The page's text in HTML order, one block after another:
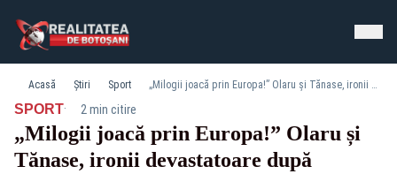
Acasă Știri Sport „Milogii joacă prin Europa!” Olaru și Tănase, ironii devastatoare după victoria cu Dinamo pentru barajul Conference League
SPORT· 2 min citire
„Milogii joacă prin Europa!” Olaru și
Tănase, ironii devastatoare după